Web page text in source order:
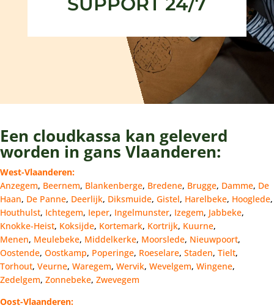
Een cloudkassa kan geleverd
worden in gans Vlaanderen:
West-Vlaanderen:
Anzegem, Beernem, Blankenberge, Bredene, Brugge, Damme, De
Haan, De Panne, Deerlijk, Diksmuide, Gistel, Harelbeke, Hooglede,
Houthulst, Ichtegem, Ieper, Ingelmunster, Izegem, Jabbeke,
Knokke-Heist, Koksijde, Kortemark, Kortrijk, Kuurne,
Menen, Meulebeke, Middelkerke, Moorslede, Nieuwpoort,
Oostende, Oostkamp, Poperinge, Roeselare, Staden, Tielt,
Torhout, Veurne, Waregem, Wervik, Wevelgem, Wingene,
Zedelgem, Zonnebeke, Zwevegem
Oost-Vlaanderen: